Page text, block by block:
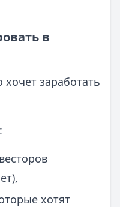
в
заработать
хотят